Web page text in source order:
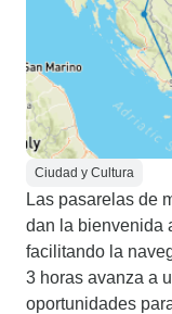
Ciudad y Cultura
Las pasarelas de
dan la bienvenida
facilitando la
3 horas avanza a
oportunidades